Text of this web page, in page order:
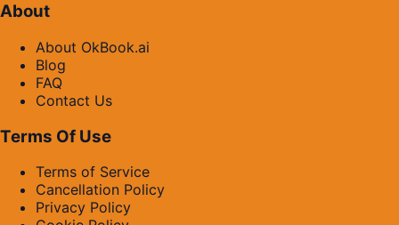
About
About OkBook.ai
Blog
FAQ
Contact Us
Terms Of Use
Terms of Service
Cancellation Policy
Privacy Policy